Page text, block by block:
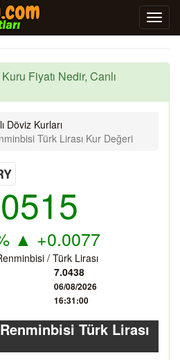
Fiyatı Nedir, Canlı
Döviz Kurları
Türk Lirası Kur Değeri
▲ +0.0077
/ Türk Lirası
7.0438
06/08/2026
16:31:00
Türk Lirası